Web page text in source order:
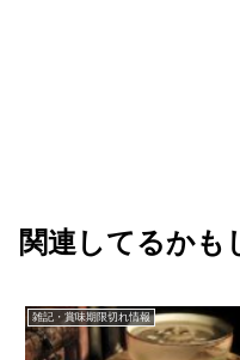
関連してるかも
雑記・賞味期限切れ情報